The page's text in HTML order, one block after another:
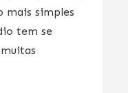
mais simples
tem se